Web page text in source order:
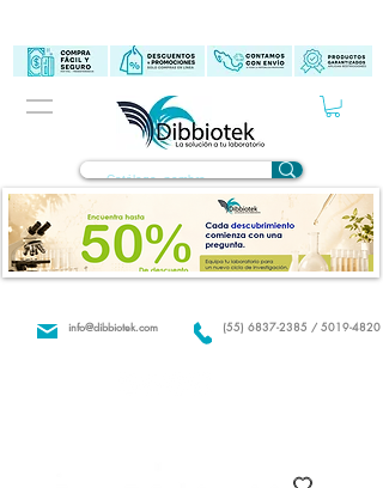
(55) 6837-2385 / 5019-4820
info@dibbiotek.com